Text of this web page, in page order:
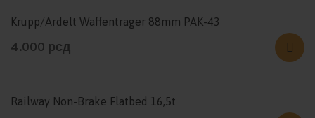
Krupp/Ardelt Waffentrager 88mm PAK-43
4.000 рсд
Railway Non-Brake Flatbed 16,5t